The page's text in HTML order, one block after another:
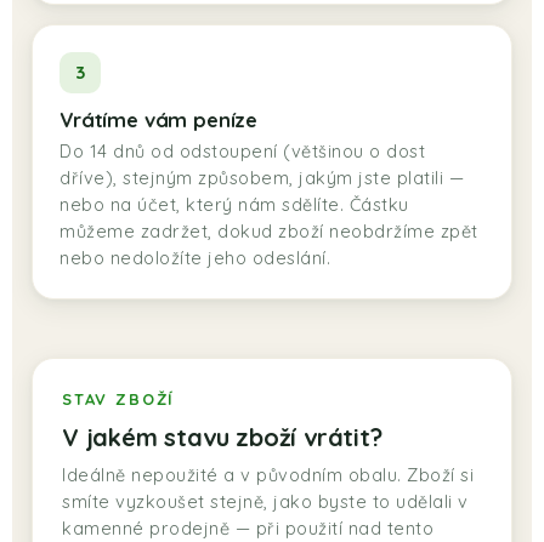
3
Vrátíme vám peníze
Do 14 dnů od odstoupení (většinou o dost
dříve), stejným způsobem, jakým jste platili —
nebo na účet, který nám sdělíte. Částku
můžeme zadržet, dokud zboží neobdržíme zpět
nebo nedoložíte jeho odeslání.
STAV ZBOŽÍ
V jakém stavu zboží vrátit?
Ideálně nepoužité a v původním obalu. Zboží si
smíte vyzkoušet stejně, jako byste to udělali v
kamenné prodejně — při použití nad tento